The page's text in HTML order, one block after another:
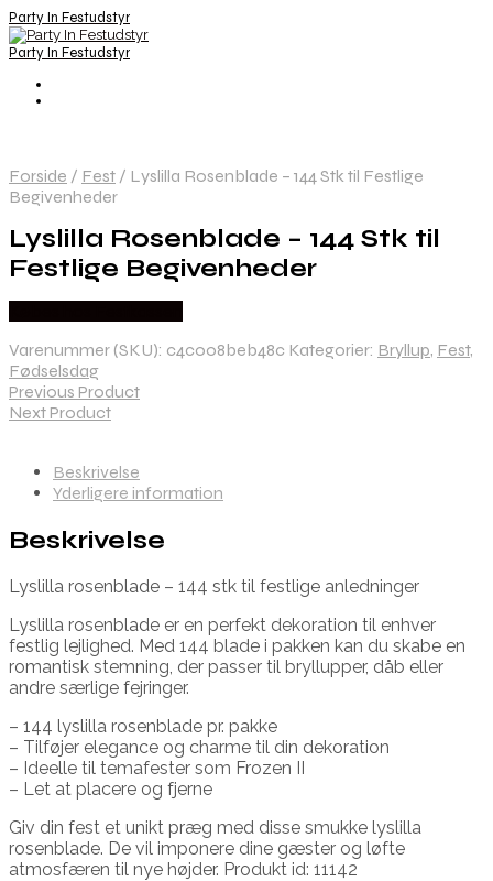
Party In Festudstyr
Party In Festudstyr
Forside / Fest / Lyslilla Rosenblade – 144 Stk til Festlige
Begivenheder
Lyslilla Rosenblade – 144 Stk til
Festlige Begivenheder
Varenummer (SKU): c4c008beb48c Kategorier: Bryllup, Fest,
Fødselsdag
Previous Product
Next Product
Beskrivelse
Yderligere information
Beskrivelse
Lyslilla rosenblade – 144 stk til festlige anledninger
Lyslilla rosenblade er en perfekt dekoration til enhver
festlig lejlighed. Med 144 blade i pakken kan du skabe en
romantisk stemning, der passer til bryllupper, dåb eller
andre særlige fejringer.
– 144 lyslilla rosenblade pr. pakke
– Tilføjer elegance og charme til din dekoration
– Ideelle til temafester som Frozen II
– Let at placere og fjerne
Giv din fest et unikt præg med disse smukke lyslilla
rosenblade. De vil imponere dine gæster og løfte
atmosfæren til nye højder. Produkt id: 11142